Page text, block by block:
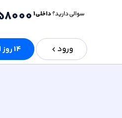
سوالی دارید؟داخلی 1 -
ورود 14 روز استفاده رایگان